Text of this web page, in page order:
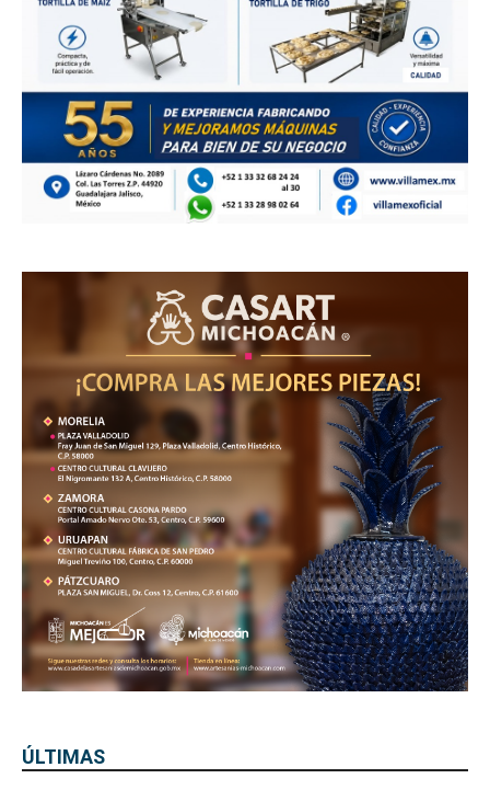
ÚLTIMAS